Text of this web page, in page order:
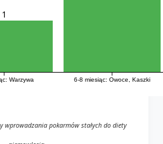
Warzywa 6-8 miesiąc: Owoce, Kaszki
1
wprowadzania pokarmów stałych do diety